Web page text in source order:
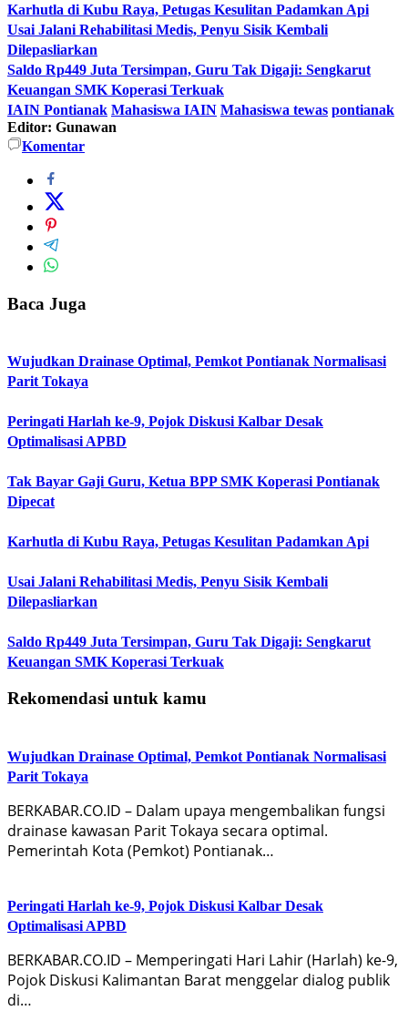
Karhutla di Kubu Raya, Petugas Kesulitan Padamkan Api
Usai Jalani Rehabilitasi Medis, Penyu Sisik Kembali
Dilepasliarkan
Saldo Rp449 Juta Tersimpan, Guru Tak Digaji: Sengkarut
Keuangan SMK Koperasi Terkuak
IAIN Pontianak Mahasiswa IAIN Mahasiswa tewas pontianak
Editor: Gunawan
Komentar
Baca Juga
Wujudkan Drainase Optimal, Pemkot Pontianak Normalisasi
Parit Tokaya
Peringati Harlah ke-9, Pojok Diskusi Kalbar Desak
Optimalisasi APBD
Tak Bayar Gaji Guru, Ketua BPP SMK Koperasi Pontianak
Dipecat
Karhutla di Kubu Raya, Petugas Kesulitan Padamkan Api
Usai Jalani Rehabilitasi Medis, Penyu Sisik Kembali
Dilepasliarkan
Saldo Rp449 Juta Tersimpan, Guru Tak Digaji: Sengkarut
Keuangan SMK Koperasi Terkuak
Rekomendasi untuk kamu
Wujudkan Drainase Optimal, Pemkot Pontianak Normalisasi
Parit Tokaya
BERKABAR.CO.ID – Dalam upaya mengembalikan fungsi
drainase kawasan Parit Tokaya secara optimal.
Pemerintah Kota (Pemkot) Pontianak…
Peringati Harlah ke-9, Pojok Diskusi Kalbar Desak
Optimalisasi APBD
BERKABAR.CO.ID – Memperingati Hari Lahir (Harlah) ke-9,
Pojok Diskusi Kalimantan Barat menggelar dialog publik
di…